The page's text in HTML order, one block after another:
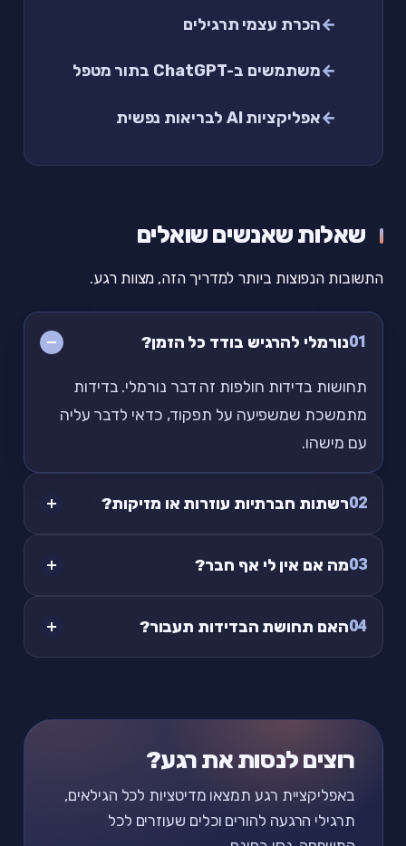
הכרת עצמי תרגילים
משתמשים ב-ChatGPT בתור מטפל
אפליקציות AI לבריאות נפשית
שאלות שאנשים שואלים
התשובות הנפוצות ביותר למדריך הזה, מצוות רגע.
01נורמלי להרגיש בודד כל הזמן?
תחושות בדידות חולפות זה דבר נורמלי. בדידות
מתמשכת שמשפיעה על תפקוד, כדאי לדבר עליה
עם מישהו.
02רשתות חברתיות עוזרות או מזיקות?
03מה אם אין לי אף חבר?
04האם תחושת הבדידות תעבור?
רוצים לנסות את רגע?
באפליקציית רגע תמצאו מדיטציות לכל הגילאים,
תרגילי הרגעה להורים וכלים שעוזרים לכל